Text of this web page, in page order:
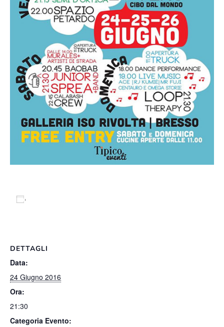
DETTAGLI
Data:
24 Giugno 2016
Ora:
21:30
Categoria Evento: